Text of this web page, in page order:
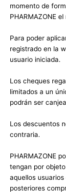
momento de
PHARMAZONE
Para poder
registrado en la
usuario iniciada.
Los cheques
limitados a un
podrán ser
Los descuentos
contraria.
PHARMAZONE
tengan por
aquellos
posteriores